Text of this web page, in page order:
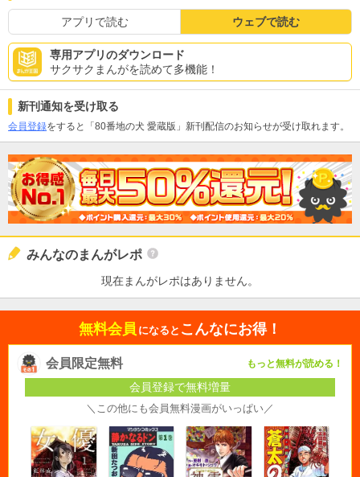
アプリで読む ウェブで読む
専用アプリのダウンロード
サクサクまんがを読めて多機能！
新刊通知を受け取る
会員登録をすると「80番地の犬 愛蔵版」新刊配信のお知らせが受け取れます。
みんなのまんがレポ
現在まんがレポはありません。
無料会員 になると こんなにお得！
会員限定無料 もっと無料が読める！
会員登録で無料増量
＼この他にも会員無料漫画がいっぱい／